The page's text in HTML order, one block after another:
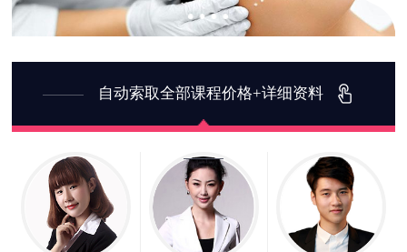
自动索取全部课程价格+详细资料